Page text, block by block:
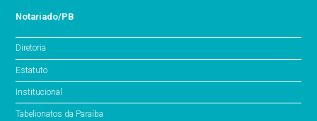
Notariado/PB
Diretoria
Estatuto
Institucional
Tabelionatos da Paraíba